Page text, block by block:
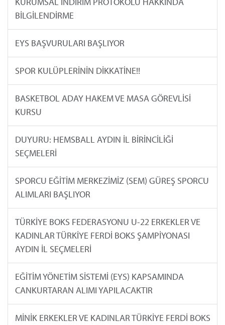
BİLGİLENDİRME
EYS BAŞVURULARI BAŞLIYOR
SPOR KULÜPLERİNİN DİKKATİNE!!
BASKETBOL ADAY HAKEM VE MASA GÖREVLİSİ
KURSU
DUYURU: HEMSBALL AYDIN İL BİRİNCİLİĞİ
SEÇMELERİ
SPORCU EĞİTİM MERKEZİMİZ (SEM) GÜREŞ SPORCU
ALIMLARI BAŞLIYOR
TÜRKİYE BOKS FEDERASYONU U-22 ERKEKLER VE
KADINLAR TÜRKİYE FERDİ BOKS ŞAMPİYONASI
AYDIN İL SEÇMELERİ
EĞİTİM YÖNETİM SİSTEMİ (EYS) KAPSAMINDA
CANKURTARAN ALIMI YAPILACAKTIR
MİNİK ERKEKLER VE KADINLAR TÜRKİYE FERDİ BOKS